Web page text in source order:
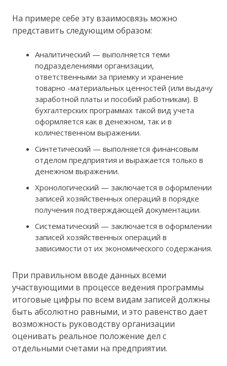
На примере себе эту взаимосвязь можно
представить следующим образом:
Аналитический — выполняется теми
подразделениями организации,
ответственными за приемку и хранение
товарно -материальных ценностей (или выдачу
заработной платы и пособий работникам). В
бухгалтерских программах такой вид учета
оформляется как в денежном, так и в
количественном выражении.
Синтетический — выполняется финансовым
отделом предприятия и выражается только в
денежном выражении.
Хронологический — заключается в оформлении
записей хозяйственных операций в порядке
получения подтверждающей документации.
Систематический — заключается в оформлении
записей хозяйственных операций в
зависимости от их экономического содержания.
При правильном вводе данных всеми
участвующими в процессе ведения программы
итоговые цифры по всем видам записей должны
быть абсолютно равными, и это равенство дает
возможность руководству организации
оценивать реальное положение дел с
отдельными счетами на предприятии.